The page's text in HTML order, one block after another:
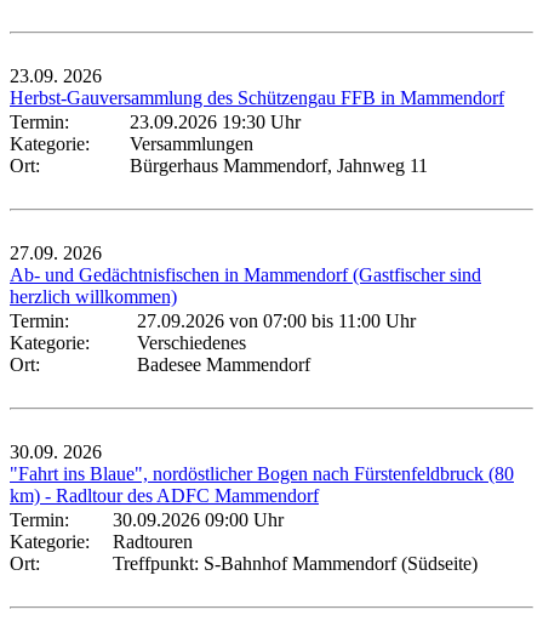
23.09. 2026
Herbst-Gauversammlung des Schützengau FFB in Mammendorf
Termin:
23.09.2026 19:30 Uhr
Kategorie:
Versammlungen
Ort:
Bürgerhaus Mammendorf, Jahnweg 11
27.09. 2026
Ab- und Gedächtnisfischen in Mammendorf (Gastfischer sind
herzlich willkommen)
Termin:
27.09.2026 von 07:00 bis 11:00 Uhr
Kategorie:
Verschiedenes
Ort:
Badesee Mammendorf
30.09. 2026
"Fahrt ins Blaue", nordöstlicher Bogen nach Fürstenfeldbruck (80
km) - Radltour des ADFC Mammendorf
Termin:
30.09.2026 09:00 Uhr
Kategorie:
Radtouren
Ort:
Treffpunkt: S-Bahnhof Mammendorf (Südseite)